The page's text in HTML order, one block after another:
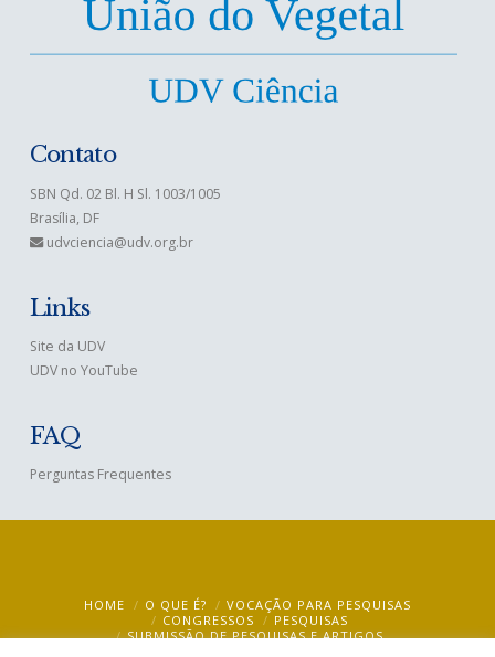
Contato
SBN Qd. 02 Bl. H Sl. 1003/1005
Brasília, DF
udvciencia@udv.org.br
Links
Site da UDV
UDV no YouTube
FAQ
Perguntas Frequentes
HOME O QUE É?
VOCAÇÃO PARA PESQUISAS
CONGRESSOS
PESQUISAS
SUBMISSÃO DE PESQUISAS E ARTIGOS